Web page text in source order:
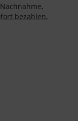
bezahlen,